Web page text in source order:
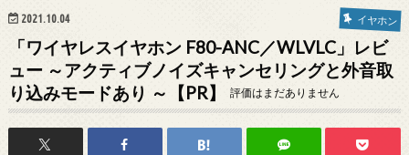
2021.10.04 イヤホン
「ワイヤレスイヤホン F80-ANC／WLVLC」レビ
ュー ～アクティブノイズキャンセリングと外音取
り込みモードあり ～【PR】
評価はまだありません